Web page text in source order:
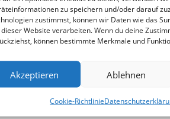
zu speichern und/oder darauf
zustimmst, können wir Daten wie das
Website verarbeiten. Wenn du deine
können bestimmte Merkmale und
Akzeptieren Ablehnen
Cookie-Richtlinie
Richtlinie (EU)